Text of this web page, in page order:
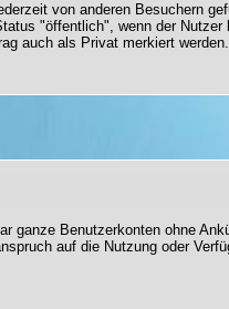
von anderen Besuchern
"öffentlich", wenn der Nutzer
auch als Privat merkiert werden.
ganze Benutzerkonten ohne
auf die Nutzung oder